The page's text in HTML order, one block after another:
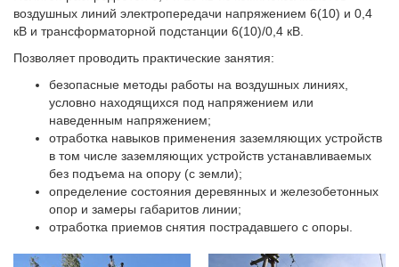
воздушных линий электропередачи напряжением 6(10) и 0,4
кВ и трансформаторной подстанции 6(10)/0,4 кВ.
Позволяет проводить практические занятия:
безопасные методы работы на воздушных линиях,
условно находящихся под напряжением или
наведенным напряжением;
отработка навыков применения заземляющих устройств
в том числе заземляющих устройств устанавливаемых
без подъема на опору (с земли);
определение состояния деревянных и железобетонных
опор и замеры габаритов линии;
отработка приемов снятия пострадавшего с опоры.